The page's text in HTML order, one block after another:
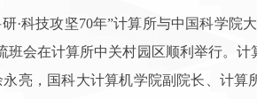
研·科技攻坚70年”计算所与中国科学
班会在计算所中关村园区顺利举行。
亮，国科大计算机学院副院长、计算